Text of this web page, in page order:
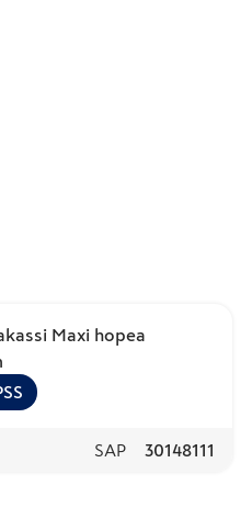
Maxi hopea
SAP 30148111